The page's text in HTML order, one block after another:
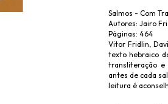
Salmos - Com
Autores: Jairo
Páginas: 464
Vitor Fridlin,
texto hebraico
transliteração
antes de cada
leitura é